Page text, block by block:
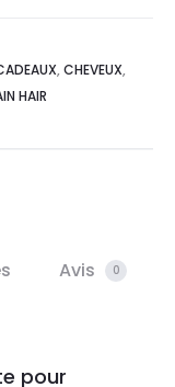
, CHEVEUX,
HAIR
Avis 0
pour